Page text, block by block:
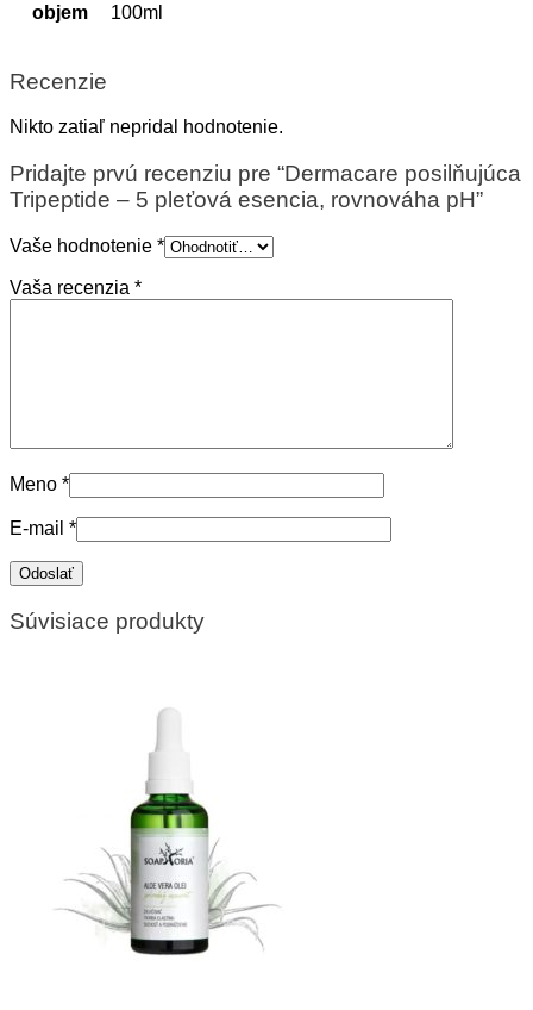
objem 100ml
Recenzie
Nikto zatiaľ nepridal hodnotenie.
Pridajte prvú recenziu pre “Dermacare posilňujúca
Tripeptide – 5 pleťová esencia, rovnováha pH”
Vaše hodnotenie *
Vaša recenzia *
Meno *
E-mail *
Súvisiace produkty